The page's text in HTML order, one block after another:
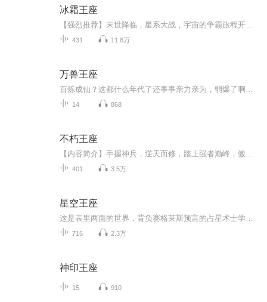
冰霜王座
431 11.8万
万兽王座
14 868
不朽王座
401 3.5万
星空王座
716 2.3万
神印王座
15 910